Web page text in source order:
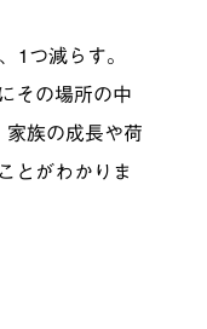
1つ減らす。
その場所の中
族の成長や荷
とがわかりま